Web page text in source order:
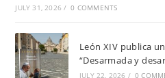
JULY 31, 2026 / 0 COMMENTS
León XIV publica
“Desarmada y
JULY 22, 2026 / 0